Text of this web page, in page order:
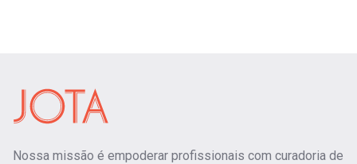
Nossa missão é empoderar profissionais com curadoria de